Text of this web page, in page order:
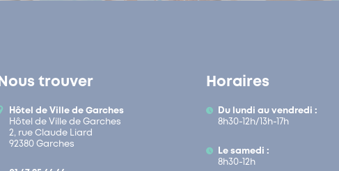
Nous trouver
Hôtel de Ville de Garches
Hôtel de Ville de Garches
2, rue Claude Liard
92380 Garches
Horaires
Du lundi au vendredi :
8h30-12h/13h-17h
Le samedi :
8h30-12h